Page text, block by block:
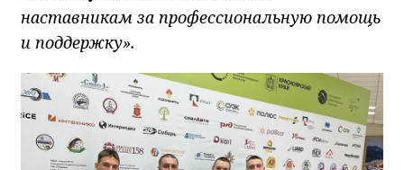
наставникам за профессиональную помощь
и поддержку».